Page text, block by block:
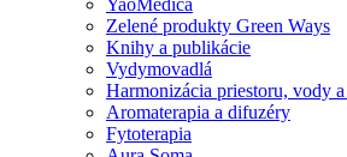
YaoMedica
Zelené produkty Green Ways
Knihy a publikácie
Vydymovadlá
Harmonizácia priestoru, vody
Aromaterapia a difuzéry
Fytoterapia